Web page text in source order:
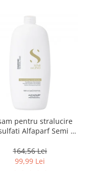
pentru stralucire
Alfaparf Semi di
1000 ml
164,56 Lei
99,99 Lei